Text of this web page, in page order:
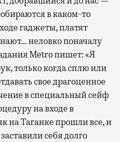
в каком-то
гаджеты, платят
неловко поначалу
Metro пишет: «Я
только когда сплю или
свое драгоценное
в специальный сейф
на входе в
на Таганке прошли все, и
себя долго